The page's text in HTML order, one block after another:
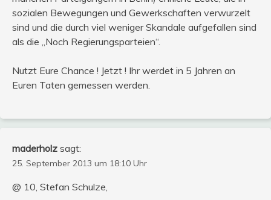
sozialen Bewegungen und Gewerkschaften verwurzelt
sind und die durch viel weniger Skandale aufgefallen sind
als die „Noch Regierungsparteien“.
Nutzt Eure Chance ! Jetzt ! Ihr werdet in 5 Jahren an
Euren Taten gemessen werden.
maderholz sagt:
25. September 2013 um 18:10 Uhr
@ 10, Stefan Schulze,